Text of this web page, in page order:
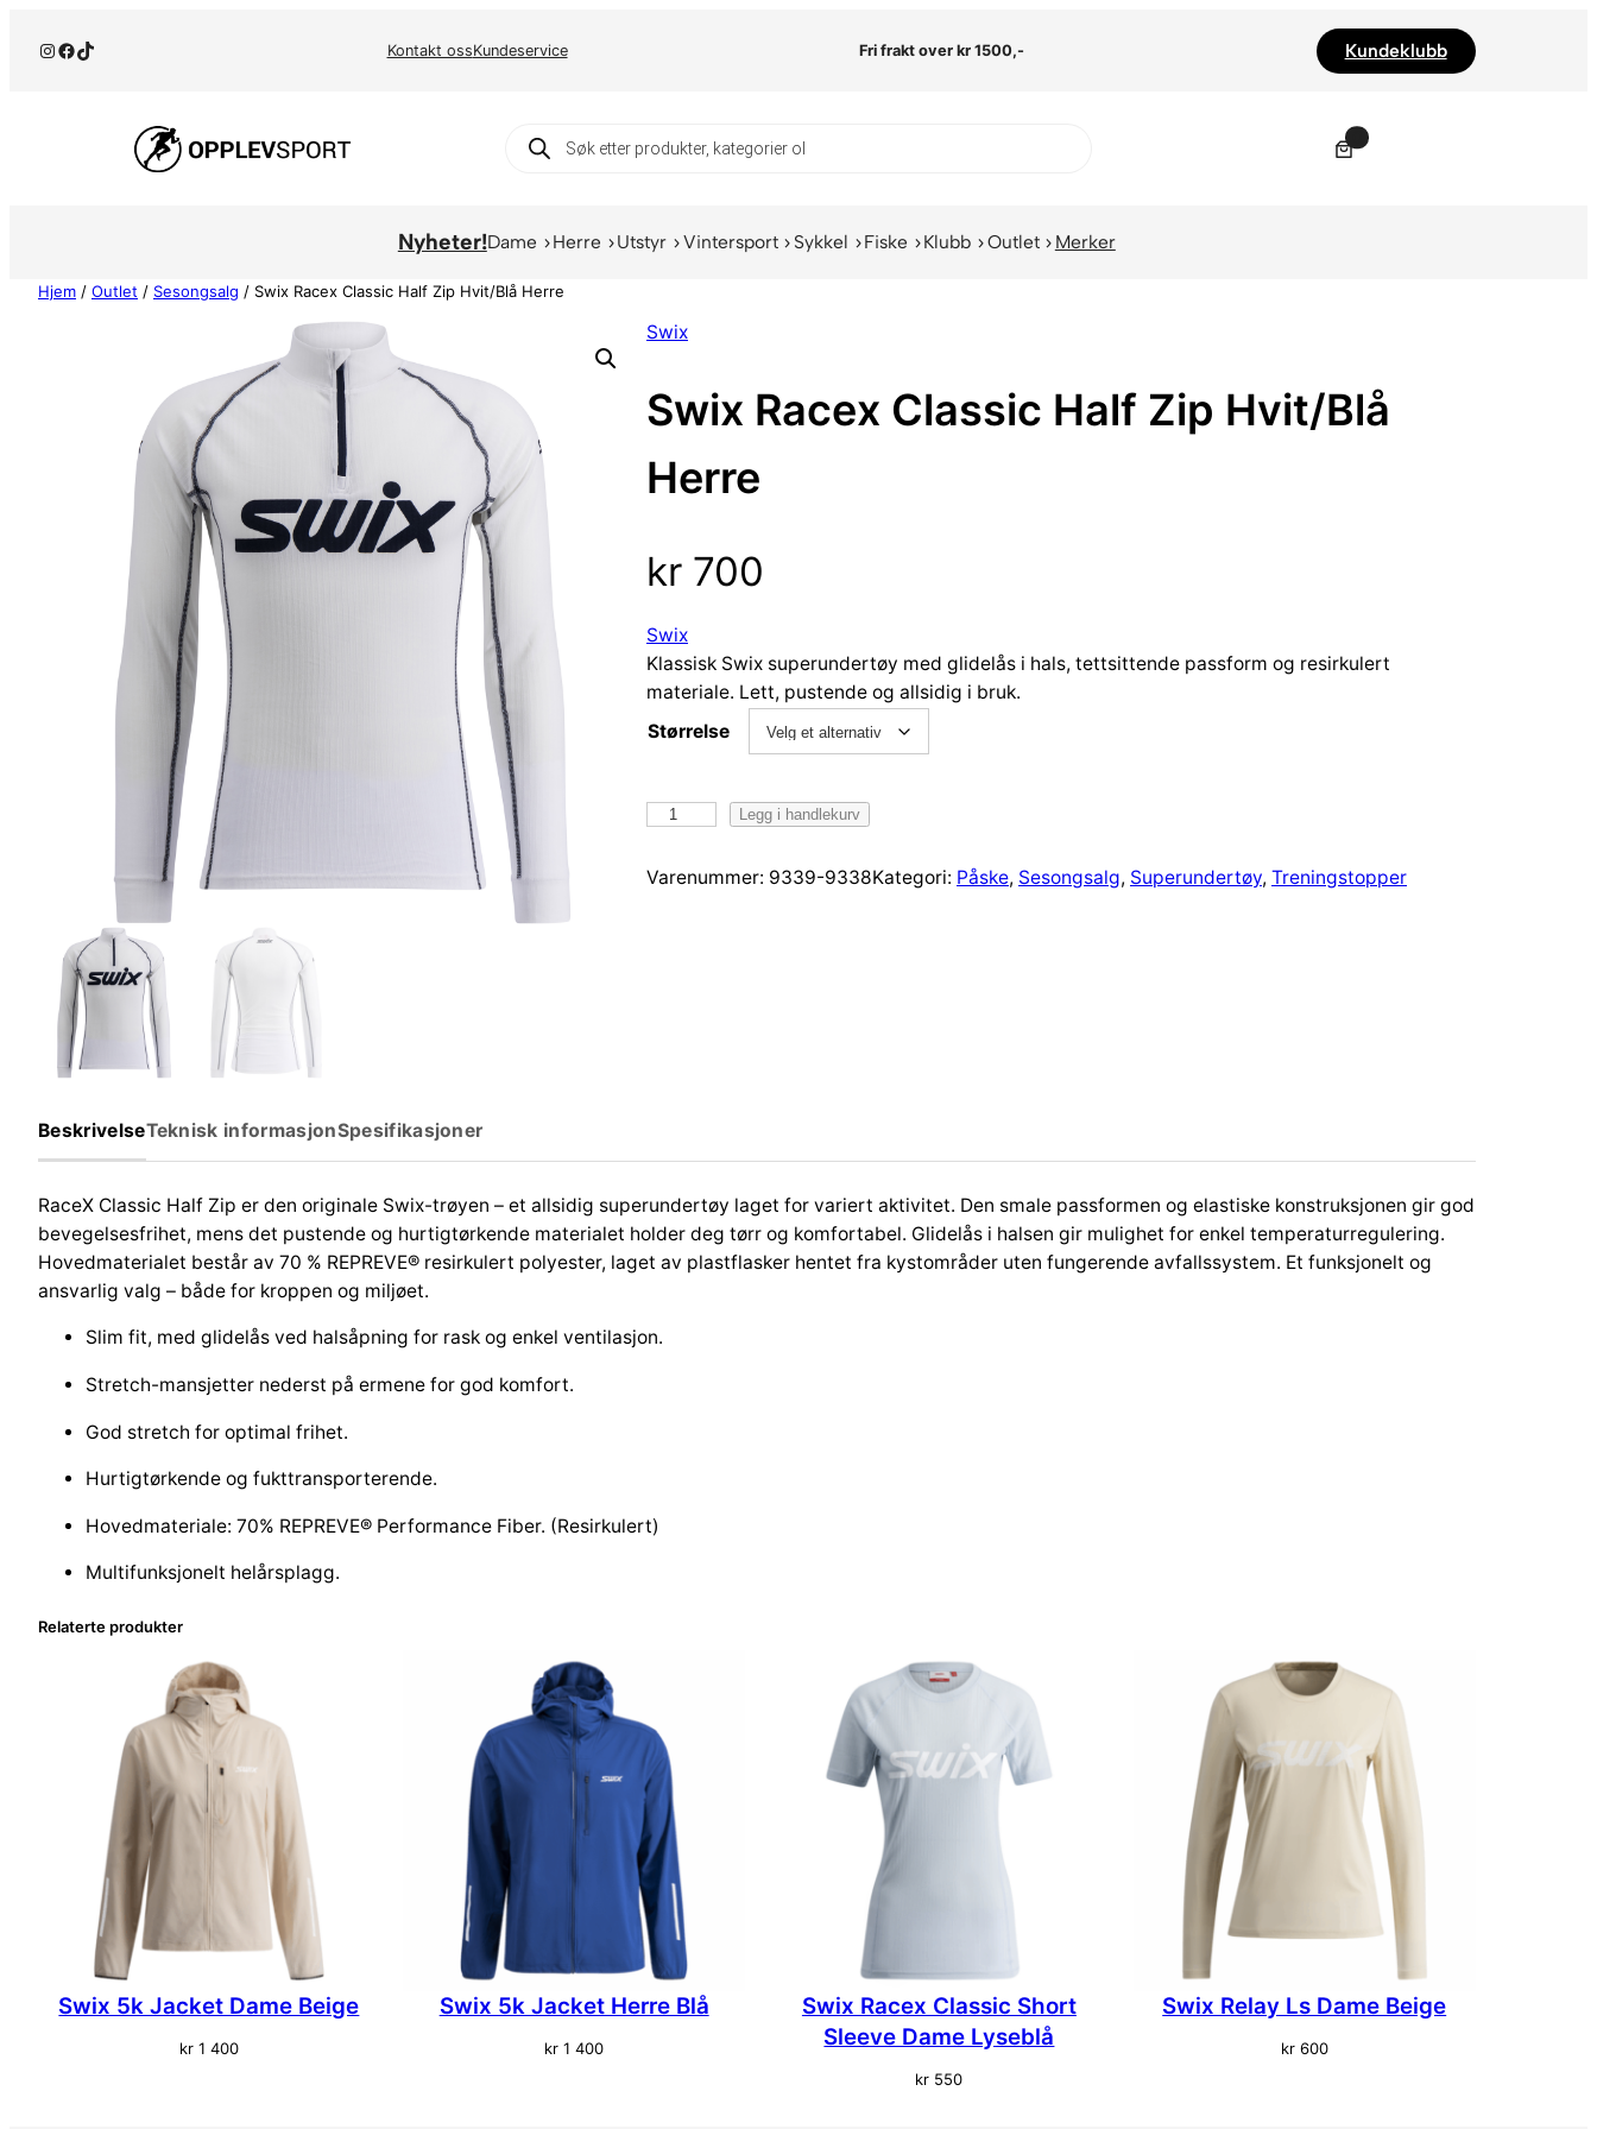
Instagram
Facebook
TikTok Kontakt ossKundeservice Fri frakt over kr 1500,- Kundeklubb
Products
search
Nyheter!Dame Herre Utstyr Vintersport Sykkel Fiske Klubb Outlet Merker
Hjem / Outlet / Sesongsalg / Swix Racex Classic Half Zip Hvit/Blå Herre
Swix
Swix Racex Classic Half Zip Hvit/Blå
Herre
kr 700
Swix
Klassisk Swix superundertøy med glidelås i hals, tettsittende passform og resirkulert
materiale. Lett, pustende og allsidig i bruk.
Størrelse
i
s
c
H
l
i
e
r
r
e
a
n
t
a
l
Legg i handlekurv
Varenummer: 9339-9338Kategori: Påske, Sesongsalg, Superundertøy, Treningstopper
BeskrivelseTeknisk informasjonSpesifikasjoner
RaceX Classic Half Zip er den originale Swix-trøyen – et allsidig superundertøy laget for variert aktivitet. Den smale passformen og elastiske konstruksjonen gir god
bevegelsesfrihet, mens det pustende og hurtigtørkende materialet holder deg tørr og komfortabel. Glidelås i halsen gir mulighet for enkel temperaturregulering.
Hovedmaterialet består av 70 % REPREVE® resirkulert polyester, laget av plastflasker hentet fra kystområder uten fungerende avfallssystem. Et funksjonelt og
ansvarlig valg – både for kroppen og miljøet.
Slim fit, med glidelås ved halsåpning for rask og enkel ventilasjon.
Stretch-mansjetter nederst på ermene for god komfort.
God stretch for optimal frihet.
Hurtigtørkende og fukttransporterende.
Hovedmateriale: 70% REPREVE® Performance Fiber. (Resirkulert)
Multifunksjonelt helårsplagg.
Relaterte produkter
Swix 5k Jacket Dame Beige
kr1 400
Swix 5k Jacket Herre Blå
kr 1 400
Swix Racex Classic Short
Sleeve Dame Lyseblå
kr 550
Swix Relay Ls Dame Beige
kr600